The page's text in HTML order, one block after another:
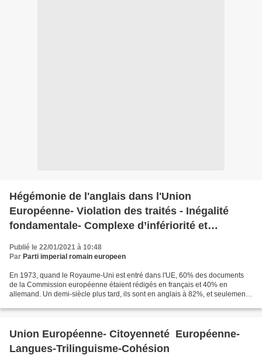
Hégémonie de l'anglais dans l'Union
Européenne- Violation des traités - Inégalité
fondamentale- Complexe d’infériorité et
complicité tacite des Allemands -Ursula von der
Leyen- Passivité des francophones -
Comportement anti-démocratique- Snobisme-
Américanisation-Abaissement culturel-Avantage
financier pour les anglophones.
Publié le 22/01/2021 à 10:48
Par Parti imperial romain europeen
En 1973, quand le Royaume-Uni est entré dans l'UE, 60% des documents
de la Commission européenne étaient rédigés en français et 40% en
allemand. Un demi-siècle plus tard, ils sont en anglais à 82%, et seulement
Union Européenne- Citoyenneté Européenne-
Langues-Trilinguisme-Cohésion